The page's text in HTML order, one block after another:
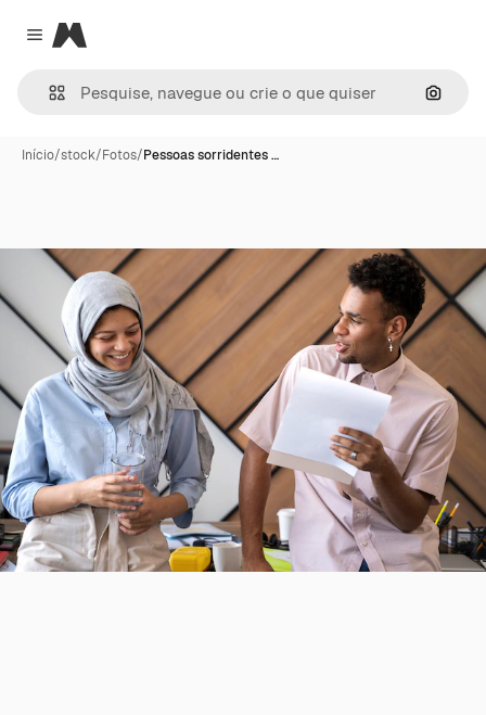
Close menu
Magnific
Início/stock/Fotos/Pessoas sorridentes …